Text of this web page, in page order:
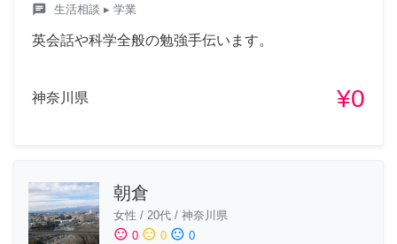
chat 生活相談 ▸ 学業
英会話や科学全般の勉強手伝います。
神奈川県 ¥0
朝倉
女性 / 20代 / 神奈川県
sentiment_satisfied 0 sentiment_neutral 0 sentiment_dissatisfied 0